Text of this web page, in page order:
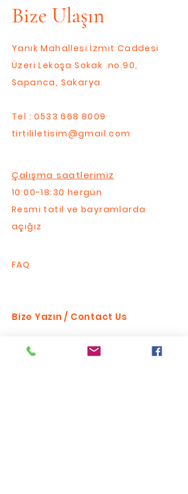
Bize Ulaşın
Yanık Mahallesi İzmit Caddesi
Üzeri Lekoşa Sokak .no.90,
Sapanca, Sakarya
Tel :0533 668 8009
tirtililetisim@gmail.com
Çalışma saatlerimiz
10:00-18:30 hergün
Resmi tatil ve bayramlarda
açığız
FAQ
Bize Yazın / Contact Us